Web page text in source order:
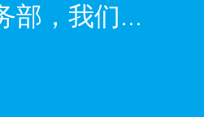
部，我们...